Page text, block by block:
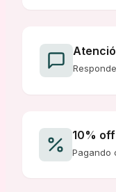
10%
Pagando